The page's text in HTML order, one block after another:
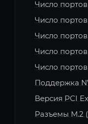
Число портов
Число портов
Число
Число
Число
Поддержка
Версия PCI
Разъемы M.2